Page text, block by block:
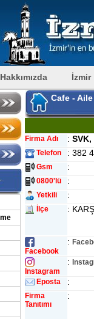
Hakkımızda İzmir
Cafe -
Firma Adı : SVK,
Telefon : 382
Gsm :
0800'lü :
Yetkili :
İlçe :
Facebook
:
Instagram
:
Eposta :
Firma
Tanıtımı
: